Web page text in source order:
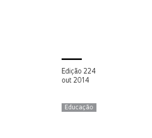
Edição 224
out 2014
Educação